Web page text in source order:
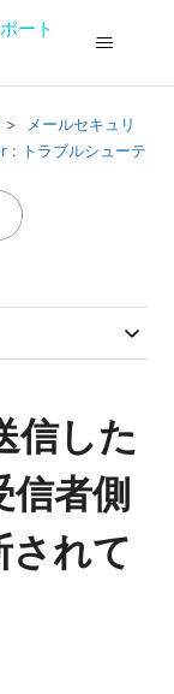
ート
メールセキュリ
: トラブルシューテ
信した
信者側
されて